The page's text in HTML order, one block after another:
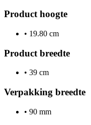
Product hoogte
• 19.80 cm
Product breedte
• 39 cm
Verpakking breedte
• 90 mm